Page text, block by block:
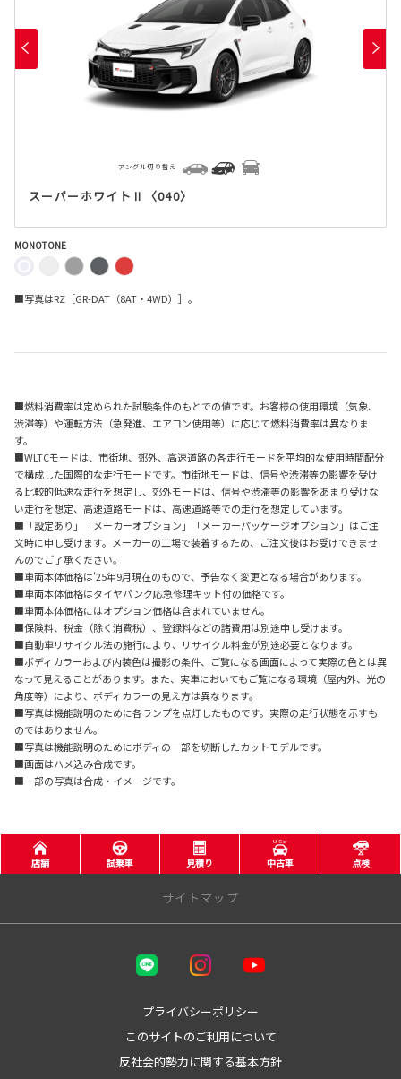
スーパーホワイトⅡ〈040〉
アングル切り替え
MONOTONE
■写真はRZ［GR-DAT（8AT・4WD）］。
■燃料消費率は定められた試験条件のもとでの値です。お客様の使用環境（気象、
渋滞等）や運転方法（急発進、エアコン使用等）に応じて燃料消費率は異なりま
す。
■WLTCモードは、市街地、郊外、高速道路の各走行モードを平均的な使用時間配分
で構成した国際的な走行モードです。市街地モードは、信号や渋滞等の影響を受け
る比較的低速な走行を想定し、郊外モードは、信号や渋滞等の影響をあまり受けな
い走行を想定、高速道路モードは、高速道路等での走行を想定しています。
■「設定あり」「メーカーオプション」「メーカーパッケージオプション」はご注
文時に申し受けます。メーカーの工場で装着するため、ご注文後はお受けできませ
んのでご了承ください。
■車両本体価格は'25年9月現在のもので、予告なく変更となる場合があります。
■車両本体価格はタイヤパンク応急修理キット付の価格です。
■車両本体価格にはオプション価格は含まれていません。
■保険料、税金（除く消費税）、登録料などの諸費用は別途申し受けます。
■自動車リサイクル法の施行により、リサイクル料金が別途必要となります。
■ボディカラーおよび内装色は撮影の条件、ご覧になる画面によって実際の色とは異
なって見えることがあります。また、実車においてもご覧になる環境（屋内外、光の
角度等）により、ボディカラーの見え方は異なります。
■写真は機能説明のために各ランプを点灯したものです。実際の走行状態を示すも
のではありません。
■写真は機能説明のためにボディの一部を切断したカットモデルです。
■画面はハメ込み合成です。
■一部の写真は合成・イメージです。
店舗 試乗車 見積り 中古車 点検
サイトマップ
三重トヨタ自動車株式会社
プライバシーポリシー
このサイトのご利用について
反社会的勢力に関する基本方針